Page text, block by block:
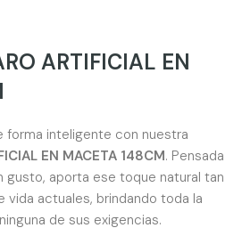
ARTIFICIAL EN
forma inteligente con nuestra
EN MACETA 148CM. Pensada
gusto, aporta ese toque natural tan
vida actuales, brindando toda la
de sus exigencias.